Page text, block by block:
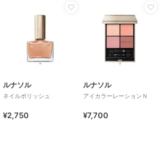
ルナソル
ネイルポリッシュ
¥2,750
ルナソル
アイカラーレーションＮ
¥7,700